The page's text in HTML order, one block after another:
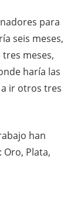
para
seis meses,
meses,
haría las
ir otros tres
han
Plata,